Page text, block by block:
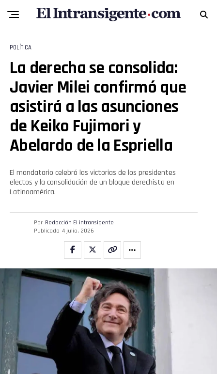
POLÍTICA
La derecha se consolida:
Javier Milei confirmó que
asistirá a las asunciones
de Keiko Fujimori y
Abelardo de la Espriella
El mandatario celebró las victorias de los presidentes
electos y la consolidación de un bloque derechista en
Latinoamérica.
Por Redacción El intransigente
Publicado 4 julio, 2026